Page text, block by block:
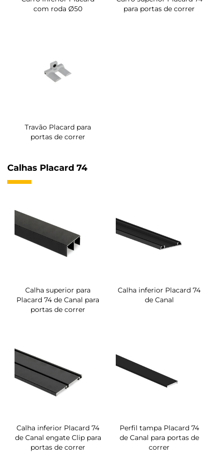
com roda Ø50
para portas de correr
Travão Placard para
portas de correr
Calhas Placard 74
Calha superior para
Placard 74 de Canal para
portas de correr
Calha inferior Placard 74
de Canal
Calha inferior Placard 74
de Canal engate Clip para
portas de correr
Perfil tampa Placard 74
de Canal para portas de
correr